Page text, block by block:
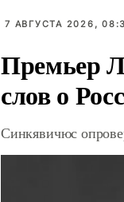
7 АВГУСТА 2026,
Премьер
слов о
Синкявичюс